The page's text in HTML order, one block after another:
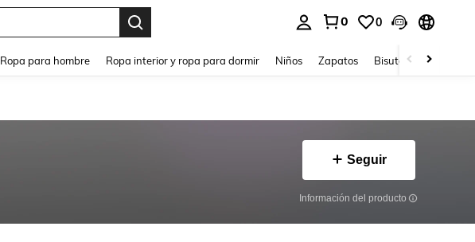
0 0
Ropa para hombre Ropa interior y ropa para dormir Niños Zapatos Bisutería Y
Seguir
Información del producto